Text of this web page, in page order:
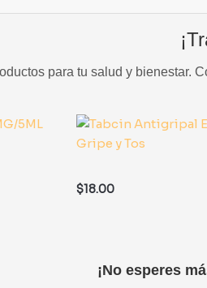
para tu salud y bienestar.
$18.00
¡No esperes